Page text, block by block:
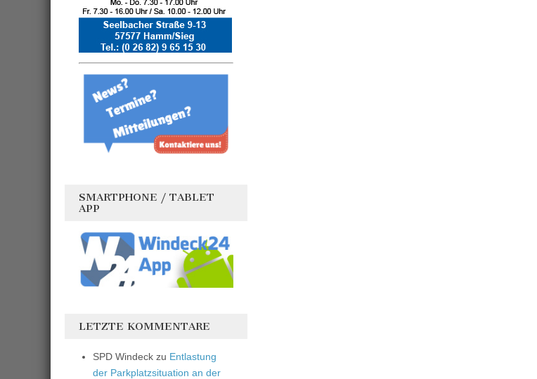
SMARTPHONE / TABLET
APP
LETZTE KOMMENTARE
SPD Windeck zu Entlastung
der Parkplatzsituation an der